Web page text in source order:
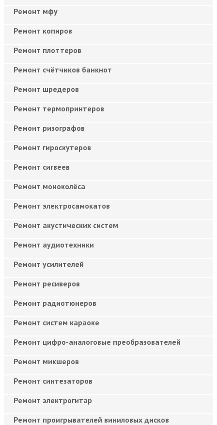
Ремонт мфу
Ремонт копиров
Ремонт плоттеров
Ремонт счётчиков банкнот
Ремонт шредеров
Ремонт термопринтеров
Ремонт ризографов
Ремонт гироскутеров
Ремонт сигвеев
Ремонт моноколёса
Ремонт электросамокатов
Ремонт акустических систем
Ремонт аудиотехники
Ремонт усилителей
Ремонт ресиверов
Ремонт радиотюнеров
Ремонт систем караоке
Ремонт цифро-аналоговые преобразователей
Ремонт микшеров
Ремонт синтезаторов
Ремонт электрогитар
Ремонт проигрывателей виниловых дисков